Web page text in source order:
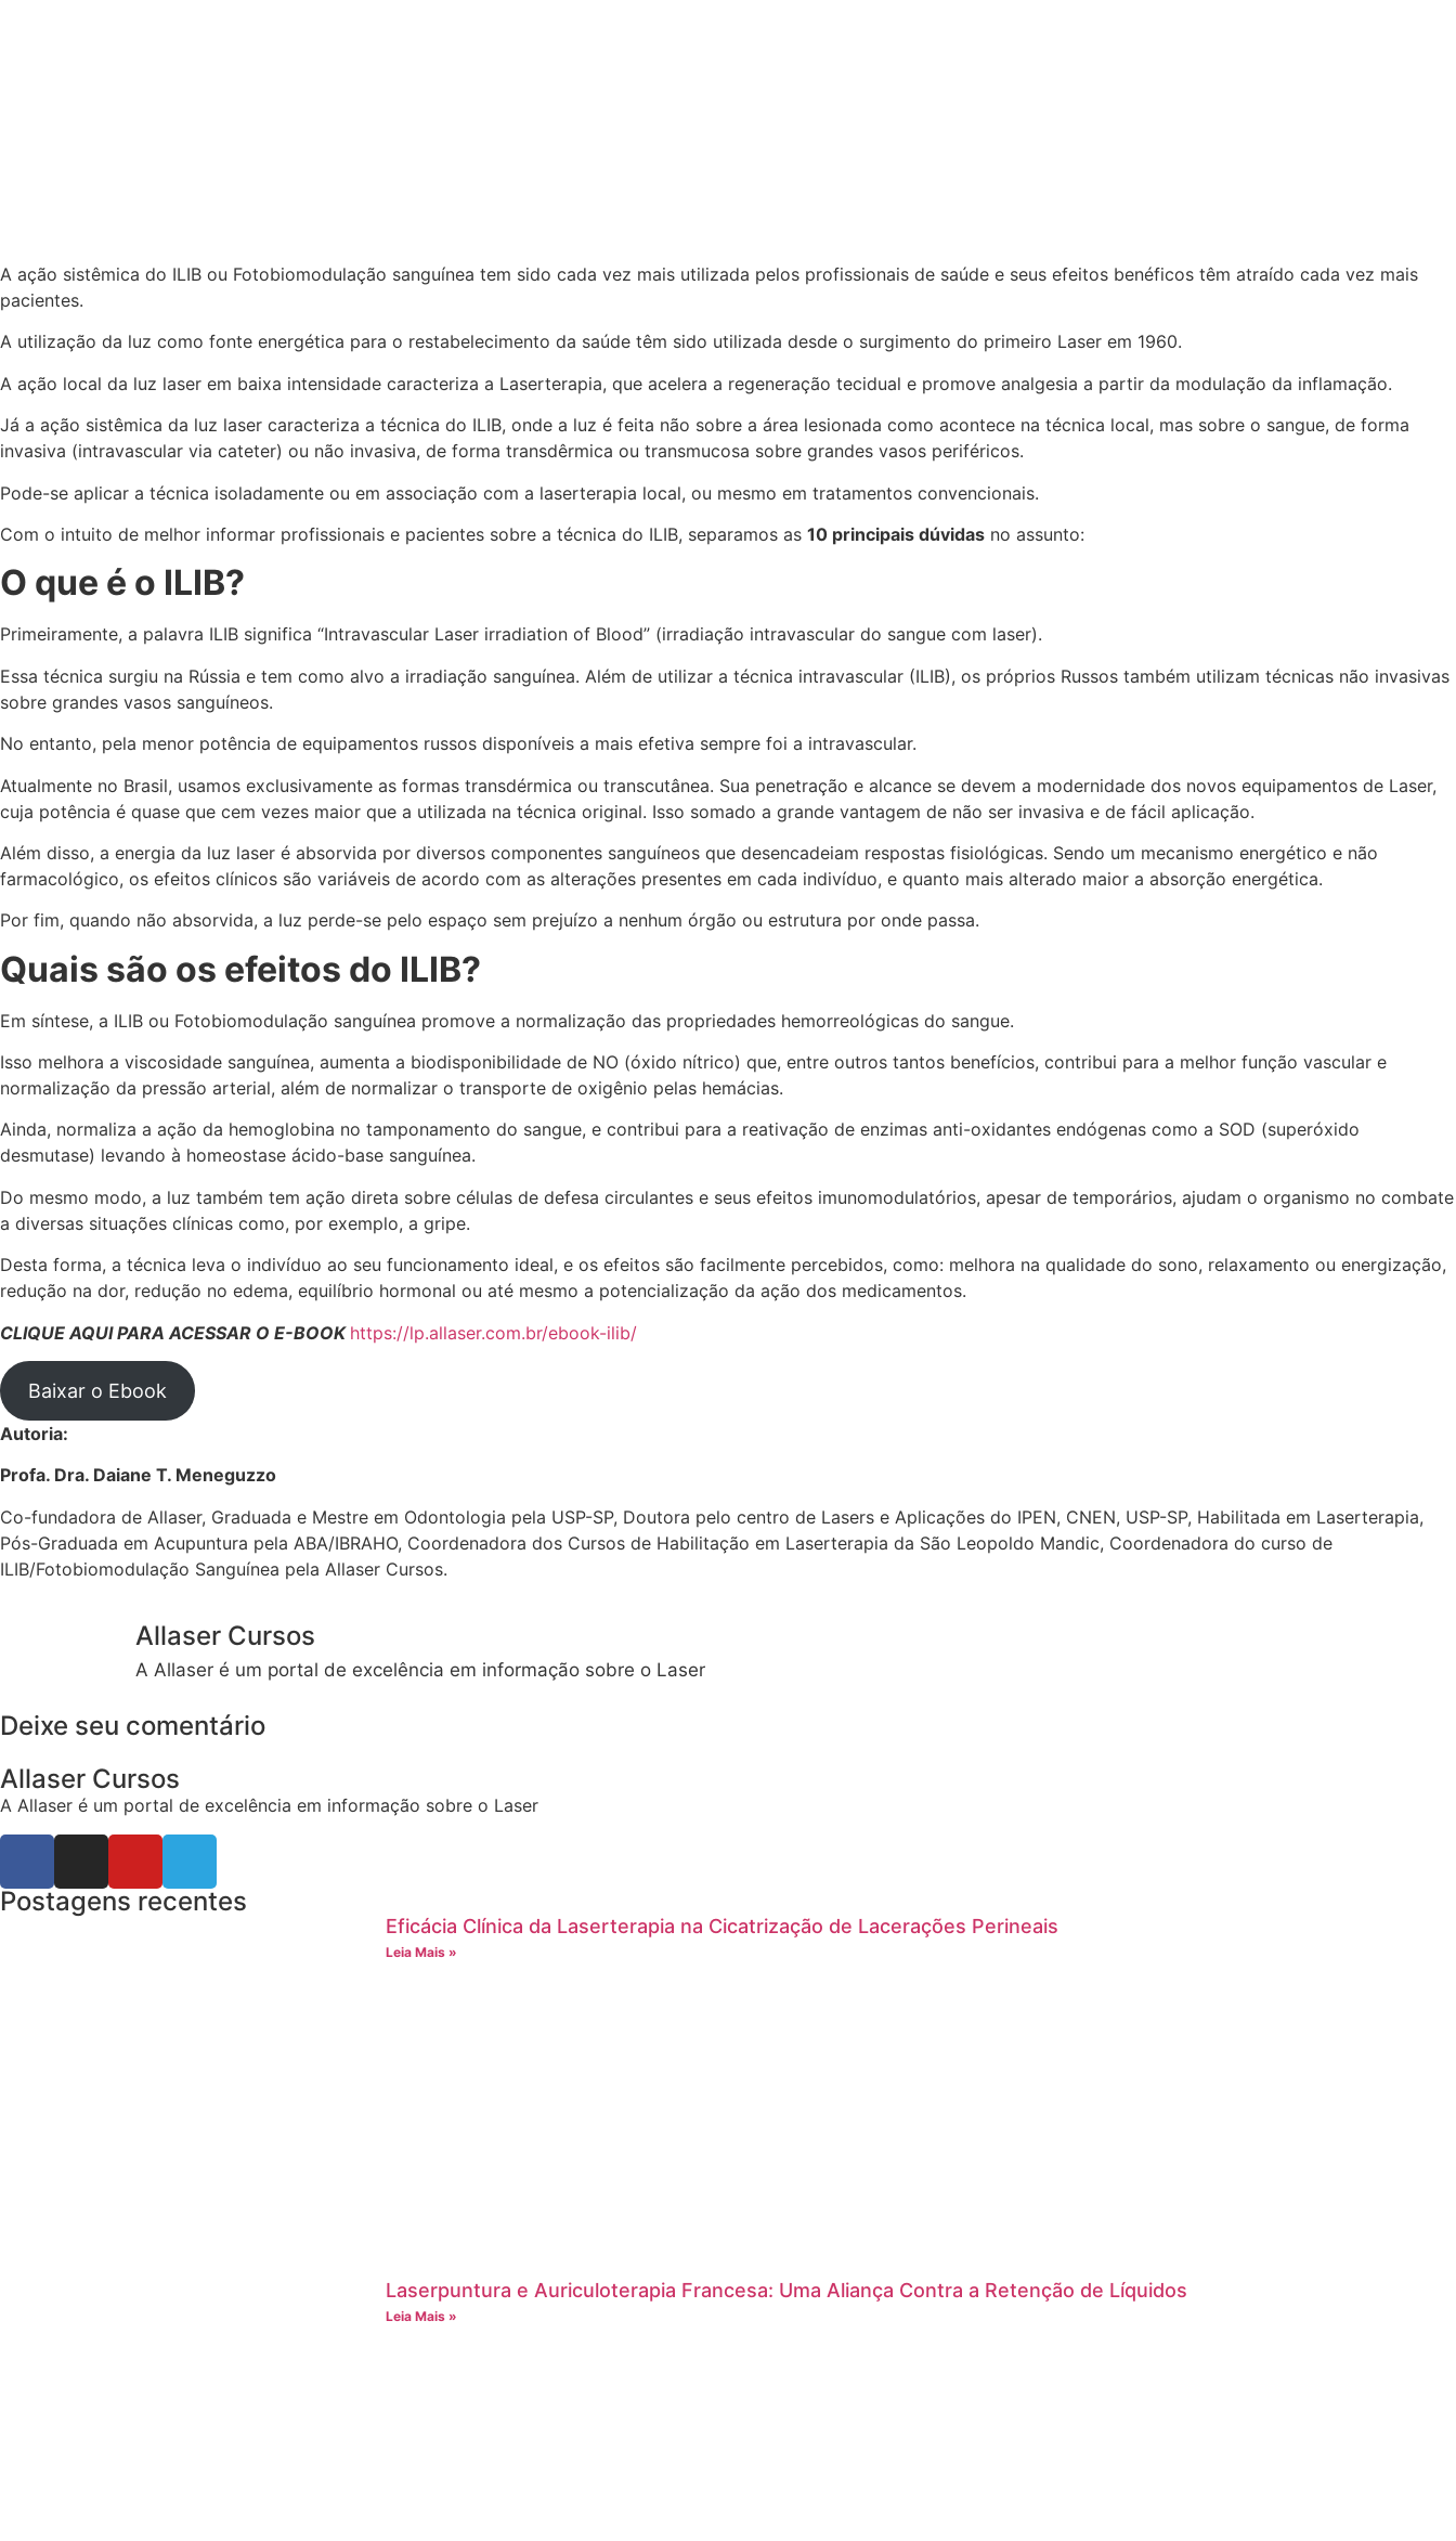
A ação sistêmica do ILIB ou Fotobiomodulação sanguínea tem sido cada vez mais utilizada pelos profissionais de saúde e seus efeitos benéficos têm atraído cada vez mais
pacientes.
A utilização da luz como fonte energética para o restabelecimento da saúde têm sido utilizada desde o surgimento do primeiro Laser em 1960.
A ação local da luz laser em baixa intensidade caracteriza a Laserterapia, que acelera a regeneração tecidual e promove analgesia a partir da modulação da inflamação.
Já a ação sistêmica da luz laser caracteriza a técnica do ILIB, onde a luz é feita não sobre a área lesionada como acontece na técnica local, mas sobre o sangue, de forma
invasiva (intravascular via cateter) ou não invasiva, de forma transdêrmica ou transmucosa sobre grandes vasos periféricos.
Pode-se aplicar a técnica isoladamente ou em associação com a laserterapia local, ou mesmo em tratamentos convencionais.
Com o intuito de melhor informar profissionais e pacientes sobre a técnica do ILIB, separamos as 10 principais dúvidas no assunto:
O que é o ILIB?
Primeiramente, a palavra ILIB significa “Intravascular Laser irradiation of Blood” (irradiação intravascular do sangue com laser).
Essa técnica surgiu na Rússia e tem como alvo a irradiação sanguínea. Além de utilizar a técnica intravascular (ILIB), os próprios Russos também utilizam técnicas não invasivas
sobre grandes vasos sanguíneos.
No entanto, pela menor potência de equipamentos russos disponíveis a mais efetiva sempre foi a intravascular.
Atualmente no Brasil, usamos exclusivamente as formas transdérmica ou transcutânea. Sua penetração e alcance se devem a modernidade dos novos equipamentos de Laser,
cuja potência é quase que cem vezes maior que a utilizada na técnica original. Isso somado a grande vantagem de não ser invasiva e de fácil aplicação.
Além disso, a energia da luz laser é absorvida por diversos componentes sanguíneos que desencadeiam respostas fisiológicas. Sendo um mecanismo energético e não
farmacológico, os efeitos clínicos são variáveis de acordo com as alterações presentes em cada indivíduo, e quanto mais alterado maior a absorção energética.
Por fim, quando não absorvida, a luz perde-se pelo espaço sem prejuízo a nenhum órgão ou estrutura por onde passa.
Quais são os efeitos do ILIB?
Em síntese, a ILIB ou Fotobiomodulação sanguínea promove a normalização das propriedades hemorreológicas do sangue.
Isso melhora a viscosidade sanguínea, aumenta a biodisponibilidade de NO (óxido nítrico) que, entre outros tantos benefícios, contribui para a melhor função vascular e
normalização da pressão arterial, além de normalizar o transporte de oxigênio pelas hemácias.
Ainda, normaliza a ação da hemoglobina no tamponamento do sangue, e contribui para a reativação de enzimas anti-oxidantes endógenas como a SOD (superóxido
desmutase) levando à homeostase ácido-base sanguínea.
Do mesmo modo, a luz também tem ação direta sobre células de defesa circulantes e seus efeitos imunomodulatórios, apesar de temporários, ajudam o organismo no combate
a diversas situações clínicas como, por exemplo, a gripe.
Desta forma, a técnica leva o indivíduo ao seu funcionamento ideal, e os efeitos são facilmente percebidos, como: melhora na qualidade do sono, relaxamento ou energização,
redução na dor, redução no edema, equilíbrio hormonal ou até mesmo a potencialização da ação dos medicamentos.
CLIQUE AQUI PARA ACESSAR O E-BOOK https://lp.allaser.com.br/ebook-ilib/
Baixar o Ebook
Autoria:
Profa. Dra. Daiane T. Meneguzzo
Co-fundadora de Allaser, Graduada e Mestre em Odontologia pela USP-SP, Doutora pelo centro de Lasers e Aplicações do IPEN, CNEN, USP-SP, Habilitada em Laserterapia,
Pós-Graduada em Acupuntura pela ABA/IBRAHO, Coordenadora dos Cursos de Habilitação em Laserterapia da São Leopoldo Mandic, Coordenadora do curso de
ILIB/Fotobiomodulação Sanguínea pela Allaser Cursos.
Allaser Cursos
A Allaser é um portal de excelência em informação sobre o Laser
Deixe seu comentário
Allaser Cursos
A Allaser é um portal de excelência em informação sobre o Laser
Postagens recentes
Eficácia Clínica da Laserterapia na Cicatrização de Lacerações Perineais
Leia Mais »
Laserpuntura e Auriculoterapia Francesa: Uma Aliança Contra a Retenção de Líquidos
Leia Mais »